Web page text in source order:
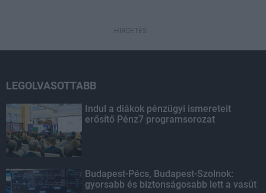
HIRDETÉS
LEGOLVASOTTABB
Indul a diákok pénzügyi ismereteit
erősítő Pénz7 programsorozat
Budapest-Pécs, Budapest-Szolnok:
gyorsabb és biztonságosabb lett a vasút